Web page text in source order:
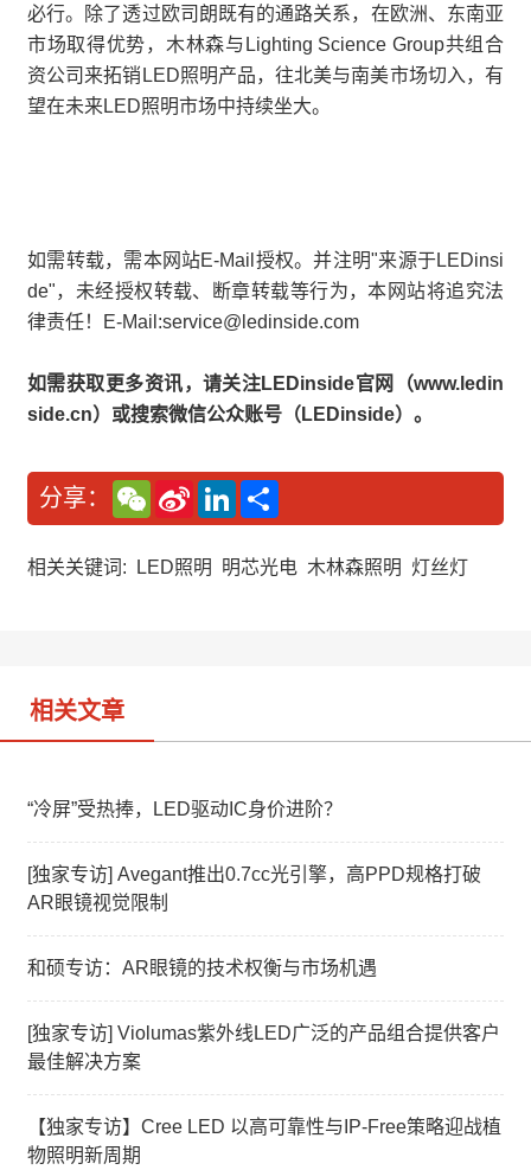
必行。除了透过欧司朗既有的通路关系，在欧洲、东南亚
市场取得优势，木林森与Lighting Science Group共组合
资公司来拓销LED照明产品，往北美与南美市场切入，有
望在未来LED照明市场中持续坐大。
如需转载，需本网站E-Mail授权。并注明"来源于LEDinsi
de"，未经授权转载、断章转载等行为，本网站将追究法
律责任！E-Mail:service@ledinside.com
如需获取更多资讯，请关注LEDinside官网（www.ledin
side.cn）或搜索微信公众账号（LEDinside）。
分享：
W
e
C
a
S
n
W
L
n
e
相关关键词: LED照明 明芯光电 木林森照明 灯丝灯
相关文章
“冷屏”受热捧，LED驱动IC身价进阶？
[独家专访] Avegant推出0.7cc光引擎，高PPD规格打破
AR眼镜视觉限制
和硕专访：AR眼镜的技术权衡与市场机遇
[独家专访] Violumas紫外线LED广泛的产品组合提供客户
最佳解决方案
【独家专访】Cree LED 以高可靠性与IP-Free策略迎战植
物照明新周期